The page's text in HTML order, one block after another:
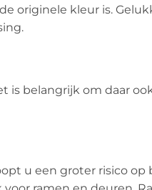
originele kleur is.
is belangrijk om daar
u een groter risico op